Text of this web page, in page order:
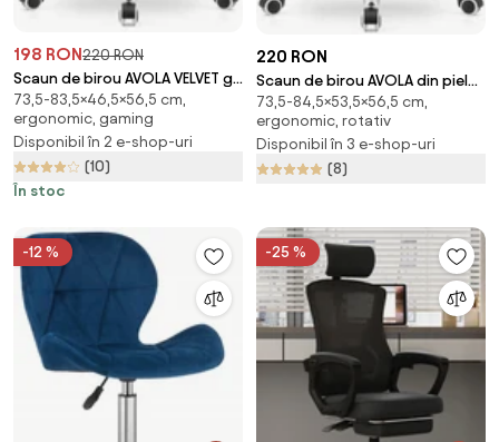
198 RON220 RON
Scaun de birou AVOLA VELVET gri
deschis
73,5-83,5×46,5×56,5 cm,
ergonomic, gaming
Disponibil în 2 e-shop-uri
(10)
În stoc
220 RON
Scaun de birou AVOLA din piele
ecologica, alb
73,5-84,5×53,5×56,5 cm,
ergonomic, rotativ
Disponibil în 3 e-shop-uri
(8)
-12 % -25 %